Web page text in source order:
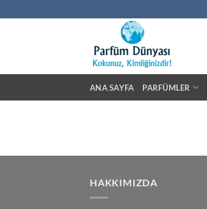
atla
ANA SAYFA PARFÜMLER
HAKKIMIZDA